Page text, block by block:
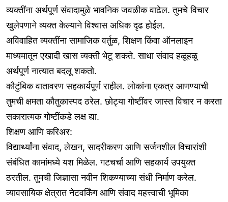
व्यक्तींना अर्थपूर्ण संवादामुळे भावनिक जवळीक वाढेल. तुमचे विचार
खुलेपणाने व्यक्त केल्याने विश्वास अधिक दृढ होईल.
अविवाहित व्यक्तींना सामाजिक वर्तुळ, शिक्षण किंवा ऑनलाइन
माध्यमातून एखादी खास व्यक्ती भेटू शकते. साधा संवाद हळूहळू
अर्थपूर्ण नात्यात बदलू शकतो.
कौटुंबिक वातावरण सहकार्यपूर्ण राहील. लोकांना एकत्र आणण्याची
तुमची क्षमता कौतुकास्पद ठरेल. छोट्या गोष्टींवर जास्त विचार न करता
सकारात्मक गोष्टींकडे लक्ष द्या.
शिक्षण आणि करिअर:
विद्यार्थ्यांना संवाद, लेखन, सादरीकरण आणि सर्जनशील विचारांशी
संबंधित कामांमध्ये यश मिळेल. गटचर्चा आणि सहकार्य उपयुक्त
ठरतील. तुमची जिज्ञासा नवीन शिकण्याच्या संधी निर्माण करेल.
व्यावसायिक क्षेत्रात नेटवर्किंग आणि संवाद महत्त्वाची भूमिका